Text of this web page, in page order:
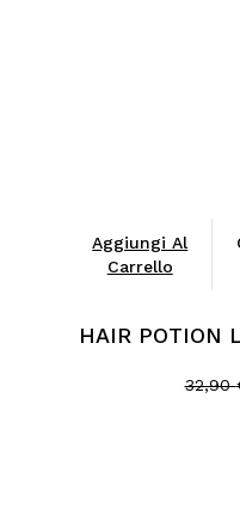
Aggiungi Al
Carrello
HAIR POTION
32,90